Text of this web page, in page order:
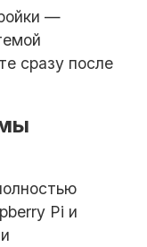
—
сразу после
Pi и